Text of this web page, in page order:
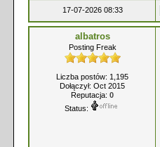
17-07-2026 08:33
albatros
Posting Freak
Liczba postów: 1,195
Dołączył: Oct 2015
Reputacja: 0
Status: